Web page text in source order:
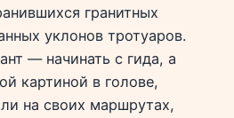
гранитных
уклонов тротуаров.
— начинать с гида, а
картиной в голове,
на своих маршрутах,